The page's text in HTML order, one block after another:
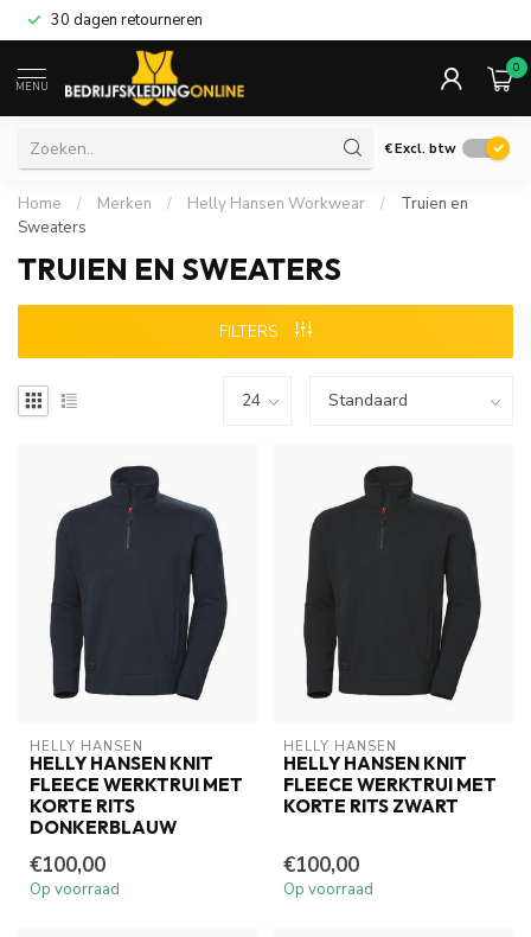
30 dagen retourneren
MENU
0
€Excl. btw
Home / Merken / Helly Hansen Workwear /
Truien en
Sweaters
TRUIEN EN SWEATERS
FILTERS
HELLY HANSEN
HELLY HANSEN KNIT
FLEECE WERKTRUI MET
KORTE RITS
DONKERBLAUW
€100,00
Op voorraad
HELLY HANSEN
HELLY HANSEN KNIT
FLEECE WERKTRUI MET
KORTE RITS ZWART
€100,00
Op voorraad